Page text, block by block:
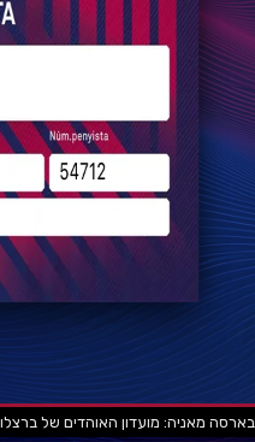
בארסה מאניה: מועדון האוהדים של ברצלונה בישראל. 1999-2026.